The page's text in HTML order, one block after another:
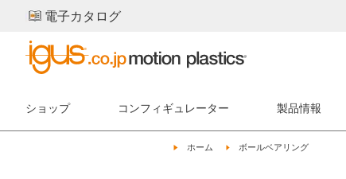
電子カタログ
ショップ コンフィギュレーター 製品情報
igus-icon-arrow-right
ホーム igus-icon-arrow-right
ボールベアリング